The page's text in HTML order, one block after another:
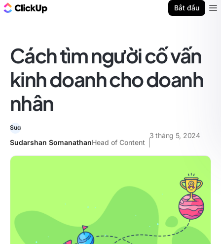
Bắt đầu
Cách tìm người cố vấn
kinh doanh cho doanh
nhân
Sudarshan SomanathanHead of Content
3 tháng 5, 2024